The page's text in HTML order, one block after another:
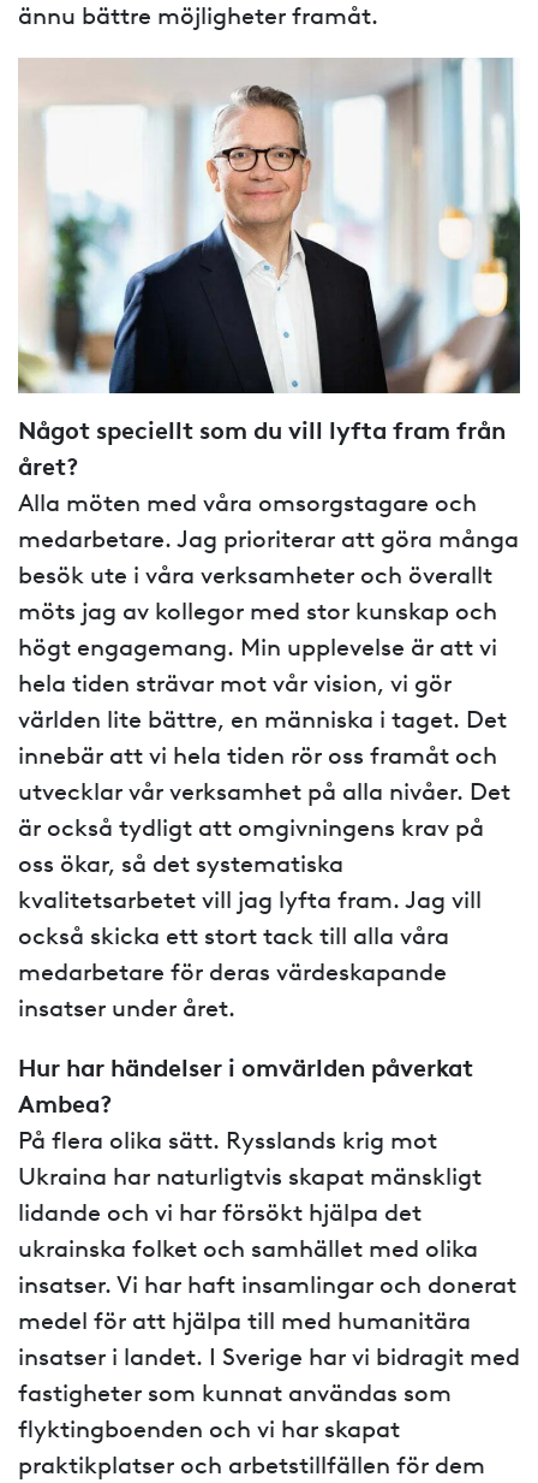
ännu bättre möjligheter framåt.
Något speciellt som du vill lyfta fram från
året?
Alla möten med våra omsorgstagare och
medarbetare. Jag prioriterar att göra många
besök ute i våra verksamheter och överallt
möts jag av kollegor med stor kunskap och
högt engagemang. Min upplevelse är att vi
hela tiden strävar mot vår vision, vi gör
världen lite bättre, en människa i taget. Det
innebär att vi hela tiden rör oss framåt och
utvecklar vår verksamhet på alla nivåer. Det
är också tydligt att omgivningens krav på
oss ökar, så det systematiska
kvalitetsarbetet vill jag lyfta fram. Jag vill
också skicka ett stort tack till alla våra
medarbetare för deras värdeskapande
insatser under året.
Hur har händelser i omvärlden påverkat
Ambea?
På flera olika sätt. Rysslands krig mot
Ukraina har naturligtvis skapat mänskligt
lidande och vi har försökt hjälpa det
ukrainska folket och samhället med olika
insatser. Vi har haft insamlingar och donerat
medel för att hjälpa till med humanitära
insatser i landet. I Sverige har vi bidragit med
fastigheter som kunnat användas som
flyktingboenden och vi har skapat
praktikplatser och arbetstillfällen för dem